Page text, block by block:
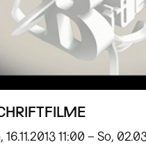
16.11.2013 11:00 – So,